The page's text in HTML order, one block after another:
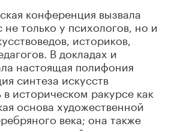
конференция вызвала
только у психологов, но и
историков,
В докладах и
настоящая полифония
синтеза искусств
историческом ракурсе как
основа художественной
века; она также